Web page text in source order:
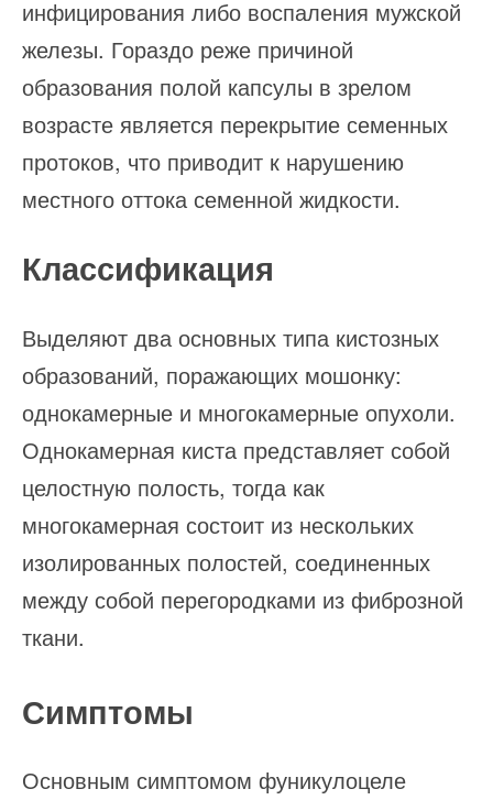
инфицирования либо воспаления мужской
железы. Гораздо реже причиной
образования полой капсулы в зрелом
возрасте является перекрытие семенных
протоков, что приводит к нарушению
местного оттока семенной жидкости.
Классификация
Выделяют два основных типа кистозных
образований, поражающих мошонку:
однокамерные и многокамерные опухоли.
Однокамерная киста представляет собой
целостную полость, тогда как
многокамерная состоит из нескольких
изолированных полостей, соединенных
между собой перегородками из фиброзной
ткани.
Симптомы
Основным симптомом фуникулоцеле